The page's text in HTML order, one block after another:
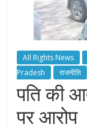
All Rights News
Pradesh
राजनीति
पति की
पर आरोप